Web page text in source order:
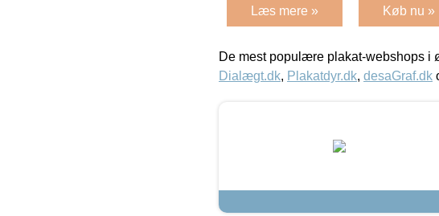
Læs mere » Køb nu »
De mest populære plakat-webshops i
Dialægt.dk, Plakatdyr.dk, desaGraf.dk